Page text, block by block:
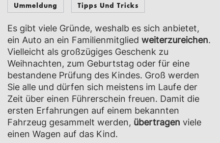
Ummeldung Tipps Und Tricks
Es gibt viele Gründe, weshalb es sich anbietet,
ein Auto an ein Familienmitglied weiterzureichen.
Vielleicht als großzügiges Geschenk zu
Weihnachten, zum Geburtstag oder für eine
bestandene Prüfung des Kindes. Groß werden
Sie alle und dürfen sich meistens im Laufe der
Zeit über einen Führerschein freuen. Damit die
ersten Erfahrungen auf einem bekannten
Fahrzeug gesammelt werden, übertragen viele
einen Wagen auf das Kind.